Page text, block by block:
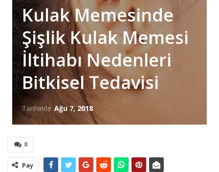
Kulak Memesinde
Şişlik Kulak Memesi
İltihabı Nedenleri
Bitkisel Tedavisi
Tarihinde Ağu 7, 2018
0
Pay